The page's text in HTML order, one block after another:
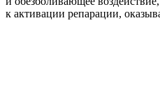
к активации репарации,